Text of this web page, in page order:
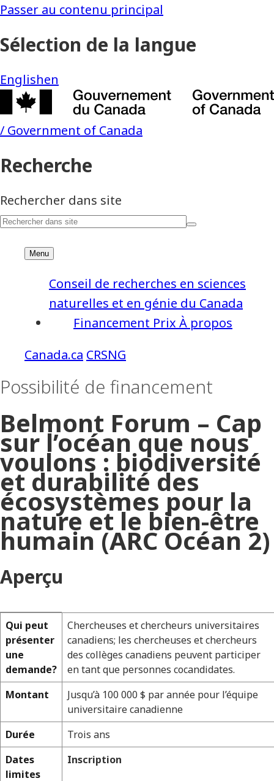
CRSNG
Financement Prix À propos
Conseil de recherches en sciences
naturelles et en génie du Canada
Possibilité de financement
Belmont Forum – Cap
sur l’océan que nous
voulons : biodiversité
et durabilité des
écosystèmes pour la
nature et le bien-être
humain (ARC Océan 2)
Aperçu
Aperçu
du
financement
pour
les
chercheurs
et
Qui peut
présenter
une
demande?
Chercheuses et chercheurs universitaires
canadiens; les chercheuses et chercheurs
des collèges canadiens peuvent participer
en tant que personnes cocandidates.
Montant
Jusqu’à 100 000 $ par année pour l’équipe
universitaire canadienne
Durée
Trois ans
Dates
limites
Inscription